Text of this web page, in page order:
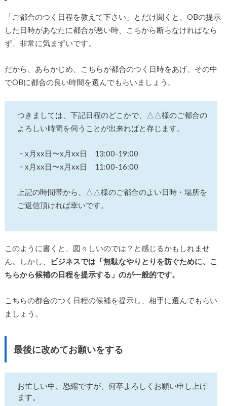
「ご都合のつく日程を教えて下さい」とだけ聞くと、OBの提示
した日時があなたに都合が悪い時、こちから断らなければなら
ず、非常に気まずいです。
だから、あらかじめ、こちらが都合のつく日時をあげ、その中
でOBに都合の良い時間を選んでもらいましょう。
つきましては、下記日程のどこかで、△△様のご都合の
よろしい時間を伺うことが出来ればと存じます。
・x月xx日〜x月xx日 13:00-19:00
・x月xx日〜x月xx日 11:00-16:00
上記の時間帯から、△△様のご都合のよい日時・場所を
ご返信頂ければ幸いです。
このように書くと、図々しいのでは？と感じるかもしれませ
ん。しかし、
ビジネスでは「無駄なやりとりを防ぐために、こ
ちらから候補の日程を提示する」のが一般的です。
こちらの都合のつく日程の候補を提示し、相手に選んでもらい
ましょう。
最後に改めてお願いをする
お忙しい中、恐縮ですが、何卒よろしくお願い申し上げ
ます。